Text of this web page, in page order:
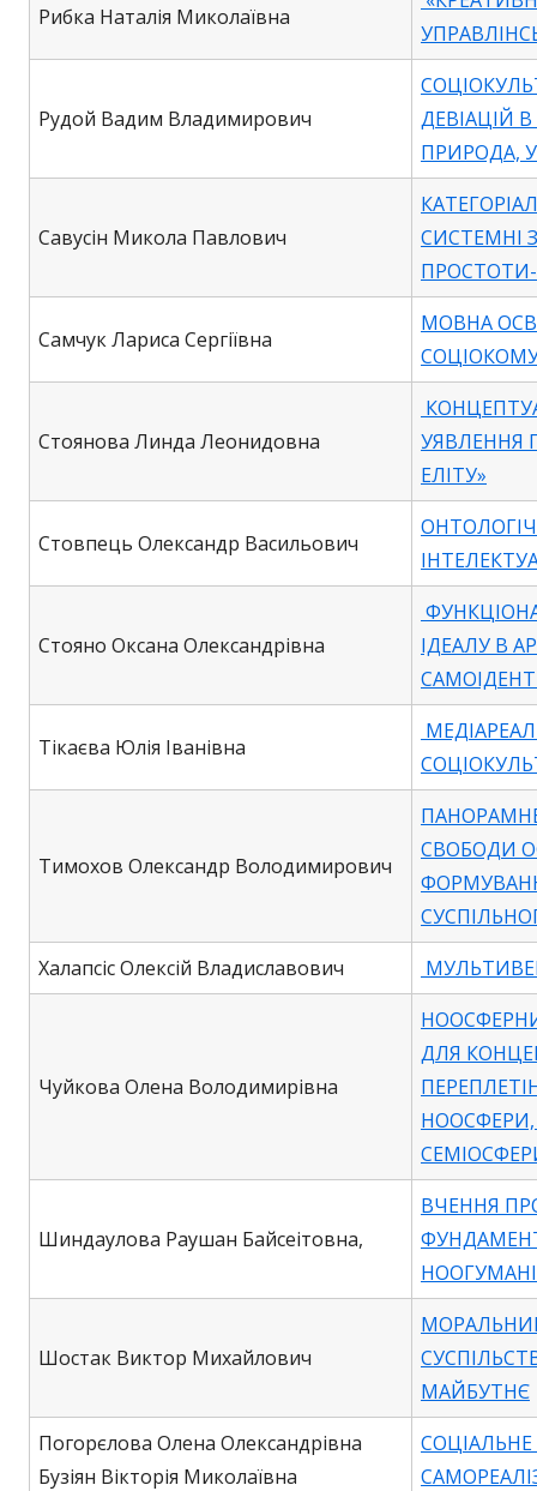
Рибка Наталія Миколаївна
Рудой Вадим Владимирович
ДЕВІАЦІЙ
ПРИРОДА,
Савусін Микола Павлович
СИСТЕМНІ
Самчук Лариса Сергіївна
МОВНА
Стоянова Линда Леонидовна
УЯВЛЕННЯ
ЕЛІТУ»
Стовпець Олександр Васильович
Стояно Оксана Олександрівна
ІДЕАЛУ В
Тікаєва Юлія Іванівна
Тимохов Олександр Володимирович
СВОБОДИ
Халапсіс Олексій Владиславович
Чуйкова Олена Володимирівна
ДЛЯ
Шиндаулова Раушан Байсеітовна,
ВЧЕННЯ
Шостак Виктор Михайлович
МАЙБУТНЄ
Погорєлова Олена Олександрівна
Бузіян Вікторія Миколаївна